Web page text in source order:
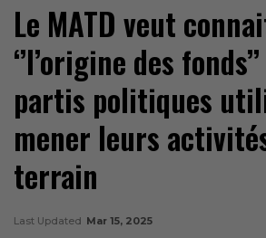
Le MATD veut
‘’l’origine des
partis politiques
mener leurs
terrain
Last Updated Mar 15, 2025